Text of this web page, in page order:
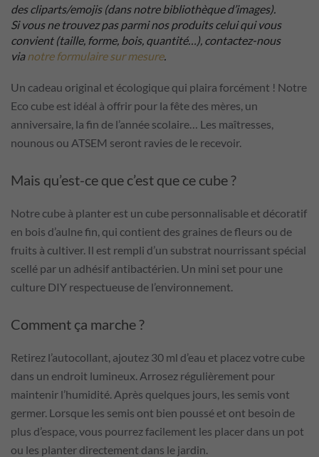
des cliparts/emojis (dans notre bibliothèque d’images).
Si vous ne trouvez pas parmi nos produits celui qui vous
convient (taille, forme, bois, quantité…), contactez-nous
via notre formulaire sur mesure.
Un cadeau original et écologique qui plaira forcément ! Notre
Eco cube est idéal à offrir pour la fête des mères, un
anniversaire, la fin de l’année scolaire… Les maîtresses,
nounous ou ATSEM seront ravies de le recevoir.
Mais qu’est-ce que c’est que ce cube ?
Notre cube à planter est un cube personnalisable et décoratif
en bois d’aulne fin, qui contient des graines de fleurs ou de
fruits à cultiver. Il est rempli d’un substrat nourrissant spécial
scellé par un adhésif antibactérien. Un mini set pour une
culture DIY respectueuse de l’environnement.
Comment ça marche ?
Retirez l’autocollant, ajoutez 30 ml d’eau et placez votre cube
dans un endroit lumineux. Arrosez régulièrement pour
maintenir l’humidité. Après quelques jours, les semis vont
germer. Lorsque les semis ont bien poussé et ont besoin de
plus d’espace, vous pourrez facilement les placer dans un pot
ou les planter directement dans le jardin.